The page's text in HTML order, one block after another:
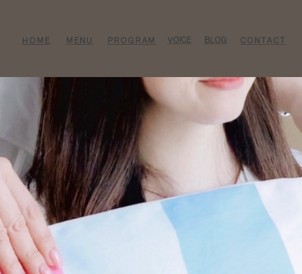
HOME MENU PROGRAM VOICE​ BLOG​​ CONTACT